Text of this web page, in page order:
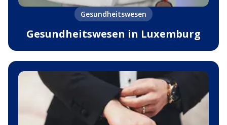
Gesundheitswesen
Gesundheitswesen in Luxemburg